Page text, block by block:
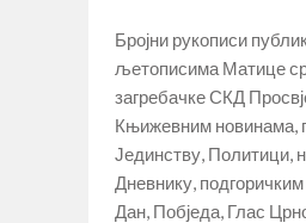
Бројни рукописи
љетописима Матице
загребачке СКД
Књижевним новинама,
Јединству, Политици,
Дневнику,
Дан, Побједа, Глас